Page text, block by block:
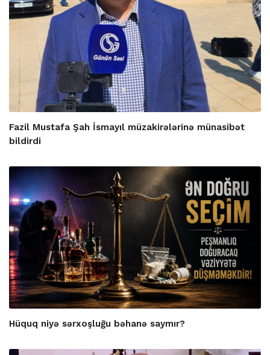
Fazil Mustafa Şah İsmayıl müzakirələrinə münasibət
bildirdi
Hüquq niyə sərxoşluğu bəhanə saymır?